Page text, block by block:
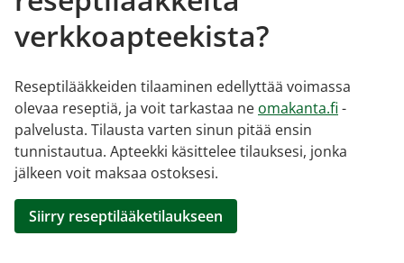
verkkoapteekista?
Reseptilääkkeiden tilaaminen edellyttää voimassa
olevaa reseptiä, ja voit tarkastaa ne omakanta.fi -
palvelusta. Tilausta varten sinun pitää ensin
tunnistautua. Apteekki käsittelee tilauksesi, jonka
jälkeen voit maksaa ostoksesi.
Siirry reseptilääketilaukseen